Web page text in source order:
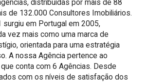
distribuídas por mais de 88
de 132.000 Consultores Imobiliários.
surgiu em Portugal em 2005,
vez mais como uma marca de
orientada para uma estratégia
A nossa Agência pertence ao
que conta com 6 Agências. Desde
com os níveis de satisfação dos